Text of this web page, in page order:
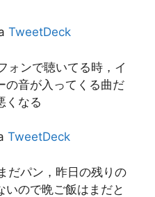
TweetDeck
ォンで聴いてる時，イ
の音が入ってくる曲だ
くなる
TweetDeck
だパン，昨日の残りの
いので晩ご飯はまだと